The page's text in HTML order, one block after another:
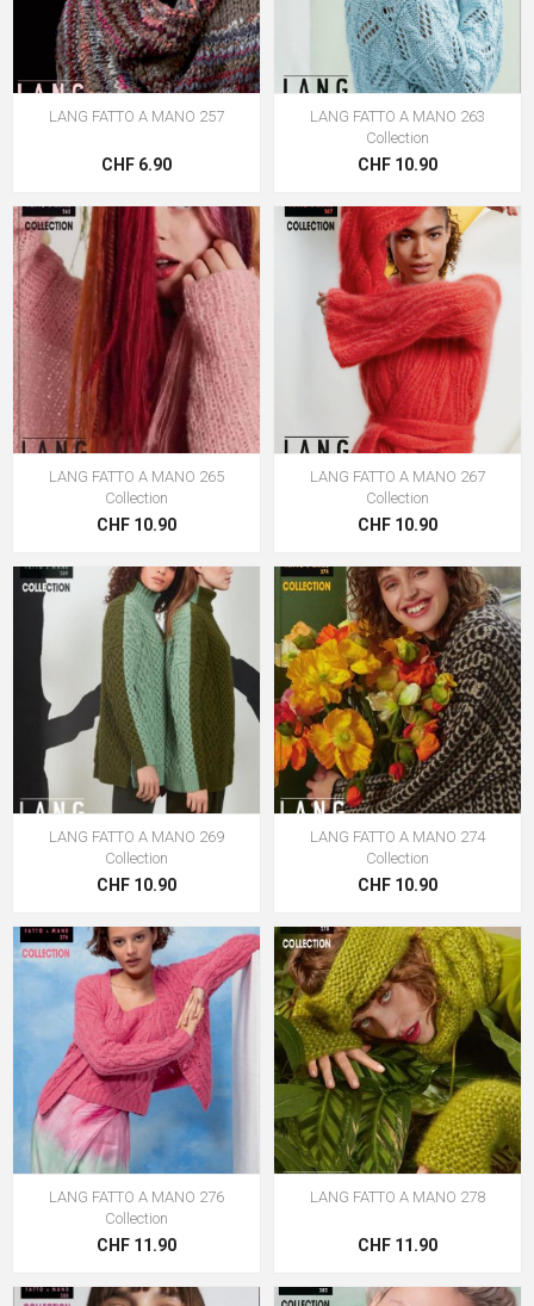
LANG FATTO A MANO 257
CHF 6.90
LANG FATTO A MANO 263
Collection
CHF 10.90
LANG FATTO A MANO 265
Collection
CHF 10.90
LANG FATTO A MANO 267
Collection
CHF 10.90
LANG FATTO A MANO 269
Collection
CHF 10.90
LANG FATTO A MANO 274
Collection
CHF 10.90
LANG FATTO A MANO 276
Collection
CHF 11.90
LANG FATTO A MANO 278
CHF 11.90